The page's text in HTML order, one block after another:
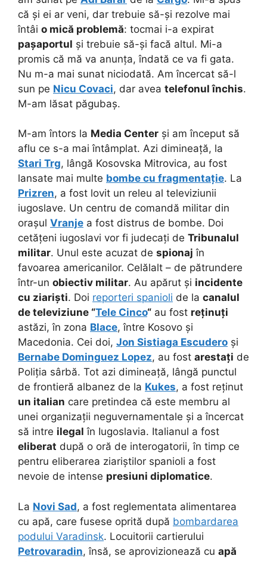
că și ei ar veni, dar trebuie să-și rezolve mai
întâi o mică problemă: tocmai i-a expirat
pașaportul și trebuie să-și facă altul. Mi-a
promis că mă va anunța, îndată ce va fi gata.
Nu m-a mai sunat niciodată. Am încercat să-l
sun pe Nicu Covaci, dar avea telefonul închis.
M-am lăsat păgubaș.
M-am întors la Media Center și am început să
aflu ce s-a mai întâmplat. Azi dimineață, la
Stari Trg, lângă Kosovska Mitrovica, au fost
lansate mai multe bombe cu fragmentație. La
Prizren, a fost lovit un releu al televiziunii
iugoslave. Un centru de comandă militar din
orașul Vranje a fost distrus de bombe. Doi
cetățeni iugoslavi vor fi judecați de Tribunalul
militar. Unul este acuzat de spionaj în
favoarea americanilor. Celălalt – de pătrundere
într-un obiectiv militar. Au apărut și incidente
cu ziariști. Doi reporteri spanioli de la canalul
de televiziune “Tele Cinco“ au fost reținuți
astăzi, în zona Blace, între Kosovo și
Macedonia. Cei doi, Jon Sistiaga Escudero și
Bernabe Dominguez Lopez, au fost arestați de
Poliția sârbă. Tot azi dimineață, lângă punctul
de frontieră albanez de la Kukes, a fost reținut
un italian care pretindea că este membru al
unei organizații neguvernamentale și a încercat
să intre ilegal în Iugoslavia. Italianul a fost
eliberat după o oră de interogatorii, în timp ce
pentru eliberarea ziariștilor spanioli a fost
nevoie de intense presiuni diplomatice.
La Novi Sad, a fost reglementata alimentarea
cu apă, care fusese oprită după bombardarea
podului Varadinsk. Locuitorii cartierului
Petrovaradin, însă, se aprovizionează cu apă